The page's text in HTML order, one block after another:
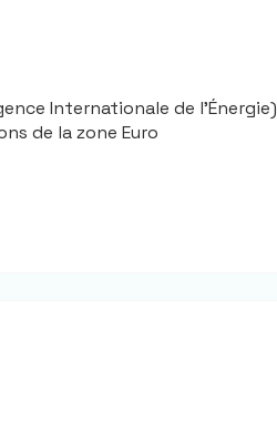
Internationale de l'Énergie)
de la zone Euro